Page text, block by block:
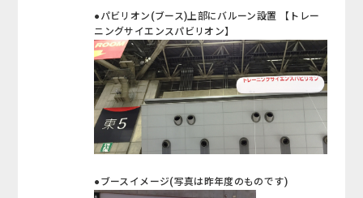
●パビリオン(ブース)上部にバルーン設置 【トレー
ニングサイエンスパビリオン】
●ブースイメージ(写真は昨年度のものです)